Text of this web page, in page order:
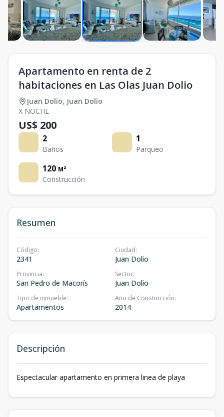
Apartamento en renta de 2
habitaciones en Las Olas Juan Dolio
Juan Dolio, Juan Dolio
X NOCHE
US$ 200
2
Baños
1
Parqueo
120 M²
Construcción
Resumen
Código:
2341
Ciudad:
Juan Dolio
Provincia:
San Pedro de Macorís
Sector:
Juan Dolio
Tipo de inmueble:
Apartamentos
Año de Construcción:
2014
Descripción
Espectacular apartamento en primera linea de playa